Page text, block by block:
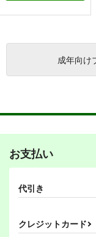
成年向け
お支払い
代引き
クレジットカード